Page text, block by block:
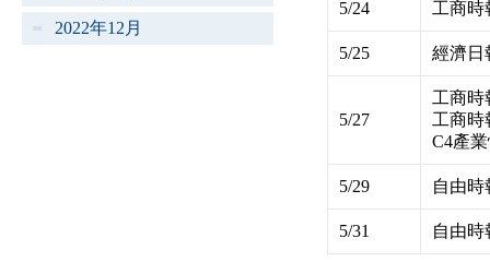
2022年12月
5/24 工商時
5/25 經濟日
5/27
工商時
工商時
C4產
5/29 自由時
5/31 自由時